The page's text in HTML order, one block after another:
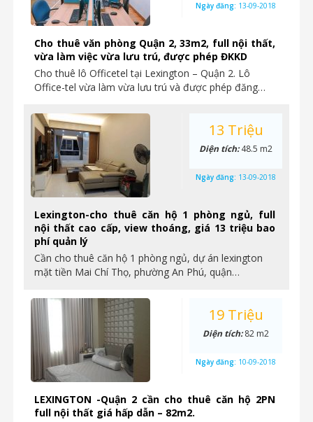
Cho thuê văn phòng Quận 2, 33m2, full nội thất,
vừa làm việc vừa lưu trú, được phép ĐKKD
Cho thuê lô Officetel tại Lexington – Quận 2. Lô
Office-tel vừa làm vừa lưu trú và được phép đăng…
Ngày đăng: 13-09-2018
Lexington-cho thuê căn hộ 1 phòng ngủ, full
nội thất cao cấp, view thoáng, giá 13 triệu bao
phí quản lý
Cần cho thuê căn hộ 1 phòng ngủ, dự án lexington
mặt tiền Mai Chí Thọ, phường An Phú, quận…
13 Triệu
Diện tích:48.5 m2
Ngày đăng: 13-09-2018
LEXINGTON -Quận 2 cần cho thuê căn hộ 2PN
full nội thất giá hấp dẫn – 82m2.
19 Triệu
Diện tích:82 m2
Ngày đăng: 10-09-2018